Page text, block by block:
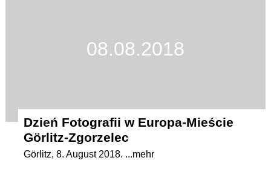
08.08.2018
Dzień Fotografii w Europa-Mieście
Görlitz-Zgorzelec
Görlitz, 8. August 2018. ...mehr